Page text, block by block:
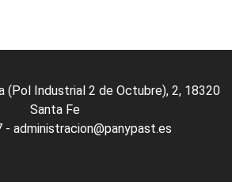
(Pol Industrial 2 de Octubre), 2, 18320
Santa Fe
administracion@panypast.es